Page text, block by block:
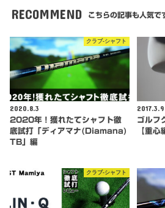
RECOMMEND こちらの記事も人気で
クラブ-シャフト
2020.8.3
2020年！獲れたてシャフト徹
底試打「ディアマナ(Diamana)
TB」編
2017.3.9
ゴルフ
【重
クラブ-シャフト